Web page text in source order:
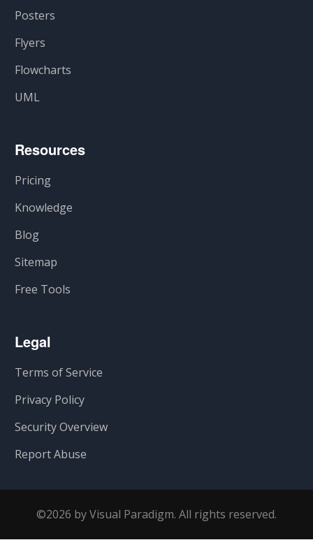
Posters
Flyers
Flowcharts
UML
Resources
Pricing
Knowledge
Blog
Sitemap
Free Tools
Legal
Terms of Service
Privacy Policy
Security Overview
Report Abuse
©2026 by Visual Paradigm. All rights reserved.